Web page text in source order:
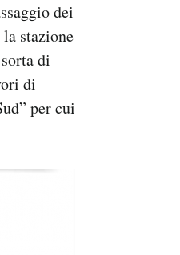
dei
stazione
di
di
per cui